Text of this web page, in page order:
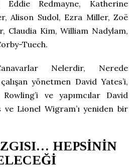
Redmayne, Katherine
Alison Sudol, Ezra Miller, Zoë
Claudia Kim, William Nadylam,
Tuech.
Nelerdir, Nerede
yönetmen David Yates’i,
Rowling’i ve yapımcılar David
ve Lionel Wigram’ı yeniden bir
HEPSİNİN